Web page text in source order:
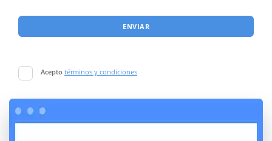
ENVIAR
Acepto términos y condiciones